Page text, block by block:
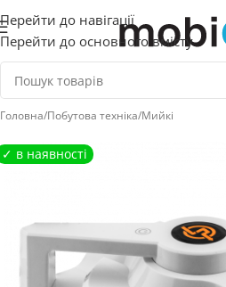
Перейти до навігації
Перейти до основного вмісту
Головна/Побутова техніка/Мийкі